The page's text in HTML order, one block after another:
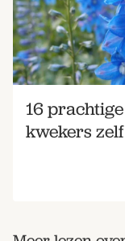
16
kwekers